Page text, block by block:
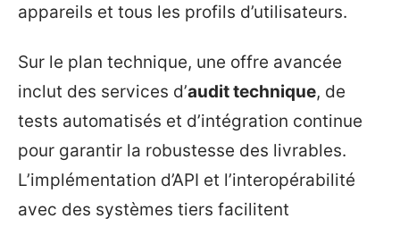
appareils et tous les profils d’utilisateurs.
Sur le plan technique, une offre avancée
inclut des services d’audit technique, de
tests automatisés et d’intégration continue
pour garantir la robustesse des livrables.
L’implémentation d’API et l’interopérabilité
avec des systèmes tiers facilitent